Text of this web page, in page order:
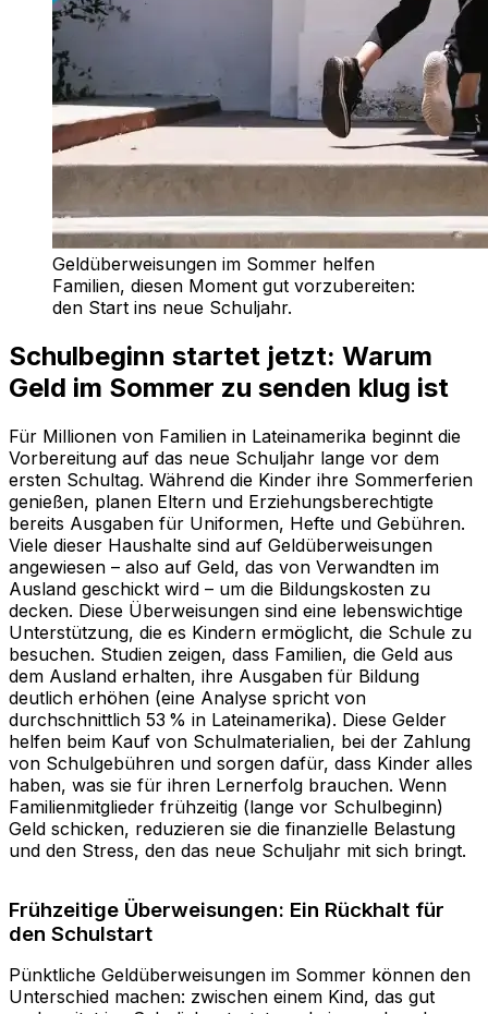
Geldüberweisungen im Sommer helfen
Familien, diesen Moment gut vorzubereiten:
den Start ins neue Schuljahr.
Schulbeginn startet jetzt: Warum
Geld im Sommer zu senden klug ist
Für Millionen von Familien in Lateinamerika beginnt die
Vorbereitung auf das neue Schuljahr lange vor dem
ersten Schultag. Während die Kinder ihre Sommerferien
genießen, planen Eltern und Erziehungsberechtigte
bereits Ausgaben für Uniformen, Hefte und Gebühren.
Viele dieser Haushalte sind auf Geldüberweisungen
angewiesen – also auf Geld, das von Verwandten im
Ausland geschickt wird – um die Bildungskosten zu
decken. Diese Überweisungen sind eine lebenswichtige
Unterstützung, die es Kindern ermöglicht, die Schule zu
besuchen. Studien zeigen, dass Familien, die Geld aus
dem Ausland erhalten, ihre Ausgaben für Bildung
deutlich erhöhen (eine Analyse spricht von
durchschnittlich 53 % in Lateinamerika). Diese Gelder
helfen beim Kauf von Schulmaterialien, bei der Zahlung
von Schulgebühren und sorgen dafür, dass Kinder alles
haben, was sie für ihren Lernerfolg brauchen. Wenn
Familienmitglieder frühzeitig (lange vor Schulbeginn)
Geld schicken, reduzieren sie die finanzielle Belastung
und den Stress, den das neue Schuljahr mit sich bringt.
Frühzeitige Überweisungen: Ein Rückhalt für
den Schulstart
Pünktliche Geldüberweisungen im Sommer können den
Unterschied machen: zwischen einem Kind, das gut